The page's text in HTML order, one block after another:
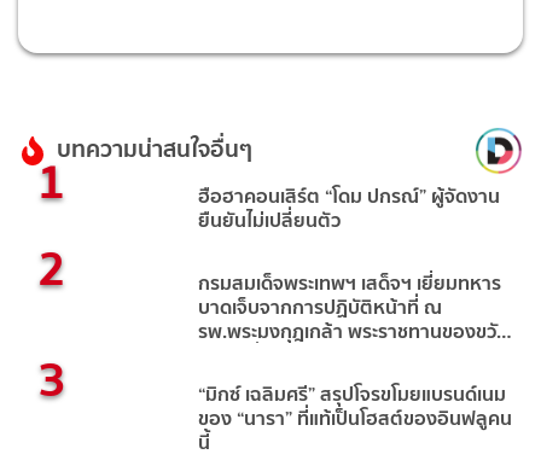
บทความน่าสนใจอื่นๆ
1 ฮือฮาคอนเสิร์ต “โดม ปกรณ์” ผู้จัดงาน
ยืนยันไม่เปลี่ยนตัว
2 กรมสมเด็จพระเทพฯ เสด็จฯ เยี่ยมทหาร
บาดเจ็บจากการปฏิบัติหน้าที่ ณ
รพ.พระมงกุฎเกล้า พระราชทานของขวัญ
3 “มิกซ์ เฉลิมศรี” สรุปโจรขโมยแบรนด์เนม
ของ “นารา” ที่แท้เป็นโฮสต์ของอินฟลูคน
นี้